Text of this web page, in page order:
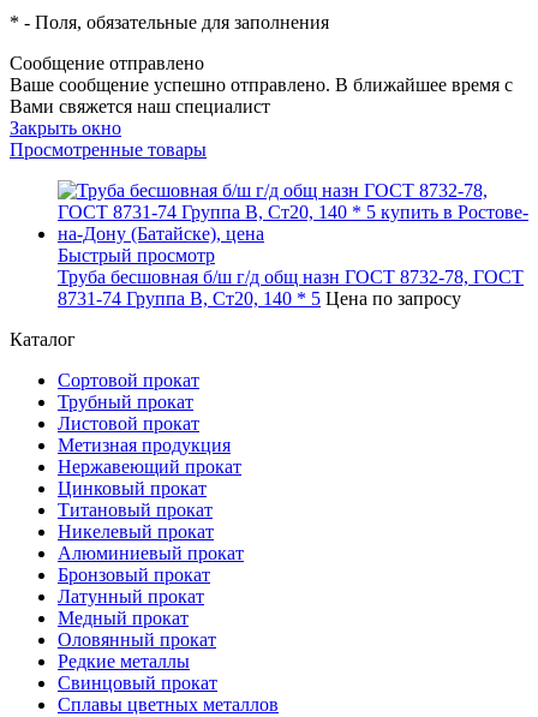
* - Поля, обязательные для заполнения
Сообщение отправлено
Ваше сообщение успешно отправлено. В ближайшее время с
Вами свяжется наш специалист
Закрыть окно
Просмотренные товары
Быстрый просмотр
Труба бесшовная б/ш г/д общ назн ГОСТ 8732-78, ГОСТ
8731-74 Группа В, Ст20, 140 * 5 Цена по запросу
Каталог
Сортовой прокат
Трубный прокат
Листовой прокат
Метизная продукция
Нержавеющий прокат
Цинковый прокат
Титановый прокат
Никелевый прокат
Алюминиевый прокат
Бронзовый прокат
Латунный прокат
Медный прокат
Оловянный прокат
Редкие металлы
Свинцовый прокат
Сплавы цветных металлов